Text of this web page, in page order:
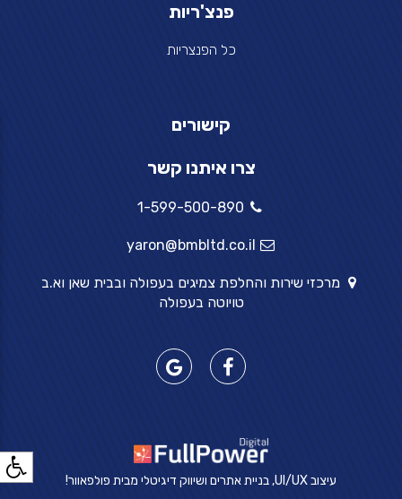
פנצ'ריות
כל הפנצריות
קישורים
צרו איתנו קשר
1-599-500-890
yaron@bmbltd.co.il
מרכזי שירות והחלפת צמיגים בעפולה ובבית שאן וא.ב
טויוטה בעפולה
עיצוב UI/UX, בניית אתרים ושיווק דיגיטלי מבית פולפאוור!